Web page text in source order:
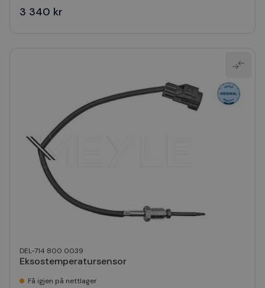
3 340 kr
DEL-714 800 0039
Eksostemperatursensor
Få igjen på nettlager